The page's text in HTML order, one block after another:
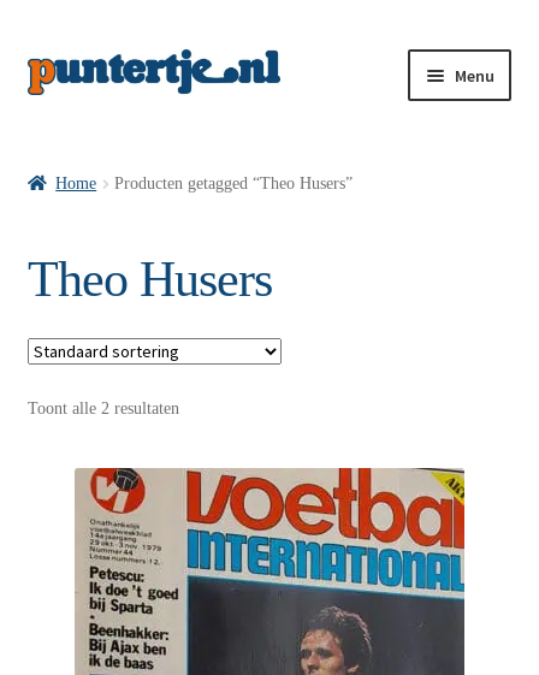
Menu
VI’s met Posters
Wie is puntertje
Puntertjes
Home Producten getagged “Theo Husers”
Theo Husers
Toont alle 2 resultaten